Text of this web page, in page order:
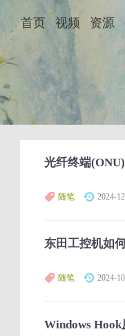
首页 视频 资源
光纤终端
随笔 2024-
东田工控机如
随笔 2024-
Windows